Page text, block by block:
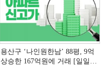
용산구 ‘나인원한남’ 88평, 9억
상승한 167억원에 거래 [일일